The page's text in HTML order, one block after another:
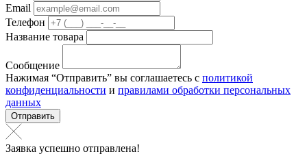
Email
Телефон
Название товара
Сообщение
Нажимая “Отправить” вы соглашаетесь с политикой
конфиденциальности и правилами обработки персональных
данных
Отправить
Заявка успешно отправлена!